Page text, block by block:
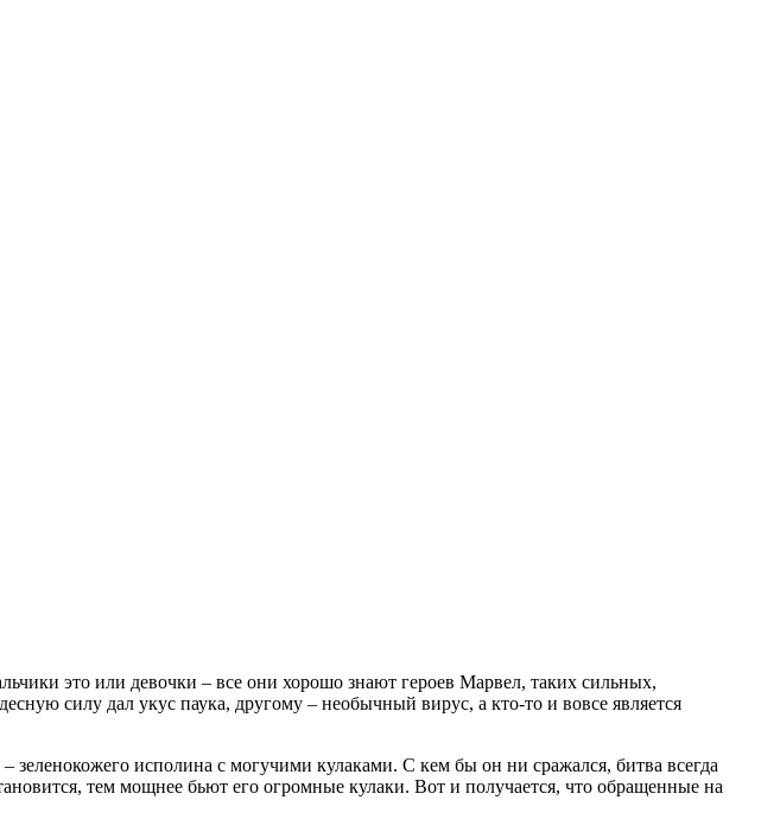
это или девочки – все они хорошо знают героев Марвел, таких сильных,
силу дал укус паука, другому – необычный вирус, а кто-то и вовсе является
исполина с могучими кулаками. С кем бы он ни сражался, битва всегда
тем мощнее бьют его огромные кулаки. Вот и получается, что обращенные на